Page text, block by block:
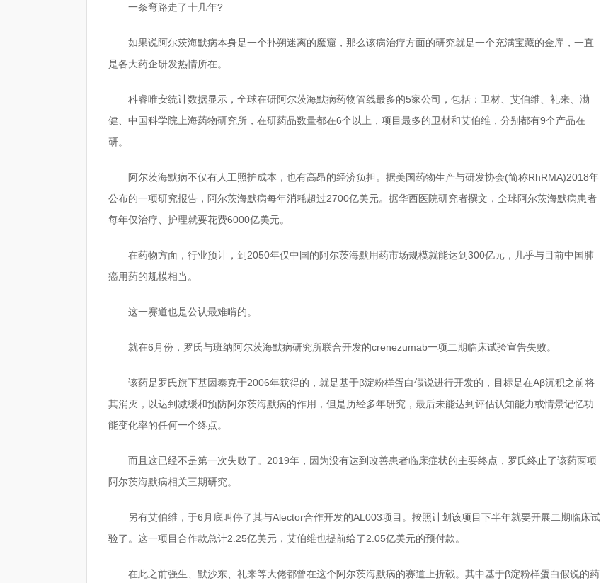
一条弯路走了十几年?
如果说阿尔茨海默病本身是一个扑朔迷离的魔窟，那么该病治疗方面的研究就是一个充满宝藏的金库，一直
是各大药企研发热情所在。
科睿唯安统计数据显示，全球在研阿尔茨海默病药物管线最多的5家公司，包括：卫材、艾伯维、礼来、渤
健、中国科学院上海药物研究所，在研药品数量都在6个以上，项目最多的卫材和艾伯维，分别都有9个产品在
研。
阿尔茨海默病不仅有人工照护成本，也有高昂的经济负担。据美国药物生产与研发协会(简称RhRMA)2018年
公布的一项研究报告，阿尔茨海默病每年消耗超过2700亿美元。据华西医院研究者撰文，全球阿尔茨海默病患者
每年仅治疗、护理就要花费6000亿美元。
在药物方面，行业预计，到2050年仅中国的阿尔茨海默用药市场规模就能达到300亿元，几乎与目前中国肺
癌用药的规模相当。
这一赛道也是公认最难啃的。
就在6月份，罗氏与班纳阿尔茨海默病研究所联合开发的crenezumab一项二期临床试验宣告失败。
该药是罗氏旗下基因泰克于2006年获得的，就是基于β淀粉样蛋白假说进行开发的，目标是在Aβ沉积之前将
其消灭，以达到减缓和预防阿尔茨海默病的作用，但是历经多年研究，最后未能达到评估认知能力或情景记忆功
能变化率的任何一个终点。
而且这已经不是第一次失败了。2019年，因为没有达到改善患者临床症状的主要终点，罗氏终止了该药两项
阿尔茨海默病相关三期研究。
另有艾伯维，于6月底叫停了其与Alector合作开发的AL003项目。按照计划该项目下半年就要开展二期临床试
验了。这一项目合作款总计2.25亿美元，艾伯维也提前给了2.05亿美元的预付款。
在此之前强生、默沙东、礼来等大佬都曾在这个阿尔茨海默病的赛道上折戟。其中基于β淀粉样蛋白假说的药